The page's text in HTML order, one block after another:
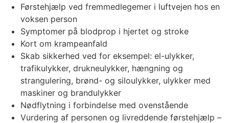
Førstehjælp ved fremmedlegemer i luftvejen hos en
voksen person
Symptomer på blodprop i hjertet og stroke
Kort om krampeanfald
Skab sikkerhed ved for eksempel: el-ulykker,
trafikulykker, drukneulykker, hængning og
strangulering, brønd- og siloulykker, ulykker med
maskiner og brandulykker
Nødflytning i forbindelse med ovenstående
Vurdering af personen og livreddende førstehjælp –